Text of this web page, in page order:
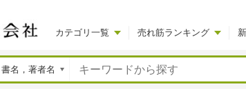
カテゴリ一覧 売れ筋ランキング